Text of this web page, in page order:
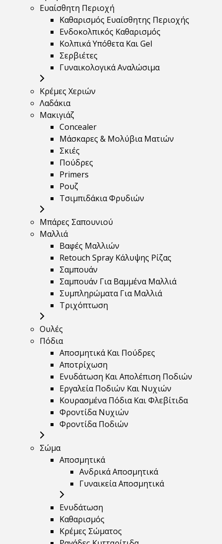
Ευαίσθητη Περιοχή
Καθαρισμός Ευαίσθητης Περιοχής
Ενδοκολπικός Καθαρισμός
Κολπικά Υπόθετα Και Gel
Σερβιέτες
Γυναικολογικά Αναλώσιμα
Κρέμες Χεριών
Λαδάκια
Μακιγιάζ
Concealer
Μάσκαρες & Μολύβια Ματιών
Σκιές
Πούδρες
Primers
Ρουζ
Τσιμπιδάκια Φρυδιών
Μπάρες Σαπουνιού
Μαλλιά
Βαφές Μαλλιών
Retouch Spray Κάλυψης Ρίζας
Σαμπουάν
Σαμπουάν Για Βαμμένα Μαλλιά
Συμπληρώματα Για Μαλλιά
Τριχόπτωση
Ουλές
Πόδια
Αποσμητικά Και Πούδρες
Αποτρίχωση
Ενυδάτωση Και Απολέπιση Ποδιών
Εργαλεία Ποδιών Και Νυχιών
Κουρασμένα Πόδια Και Φλεβίτιδα
Φροντίδα Νυχιών
Φροντίδα Ποδιών
Σώμα
Αποσμητικά
Ανδρικά Αποσμητικά
Γυναικεία Αποσμητικά
Ενυδάτωση
Καθαρισμός
Κρέμες Σώματος